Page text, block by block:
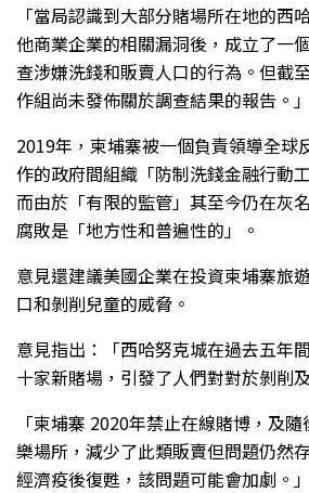
「當局認識到大部分賭場所在地的西
他商業企業的相關漏洞後，成立了一
查涉嫌洗錢和販賣人口的行為。但截
作組尚未發佈關於調查結果的報告。」
2019年，柬埔寨被一個負責領導全球
作的政府間組織「防制洗錢金融行動
而由於「有限的監管」其至今仍在灰
腐敗是「地方性和普遍性的」。
意見還建議美國企業在投資柬埔寨旅
口和剝削兒童的威脅。
意見指出：「西哈努克城在過去五年
十家新賭場，引發了人們對對於剝削
「柬埔寨 2020年禁止在線賭博，及
樂場所，減少了此類販賣但問題仍然
經濟疫後復甦，該問題可能會加劇。」